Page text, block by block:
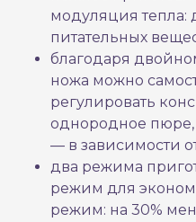
модуляция тепла:
питательных
благодаря
ножа можно
регулировать
однородное
— в зависимости
два режима
режим для
режим: на 30%